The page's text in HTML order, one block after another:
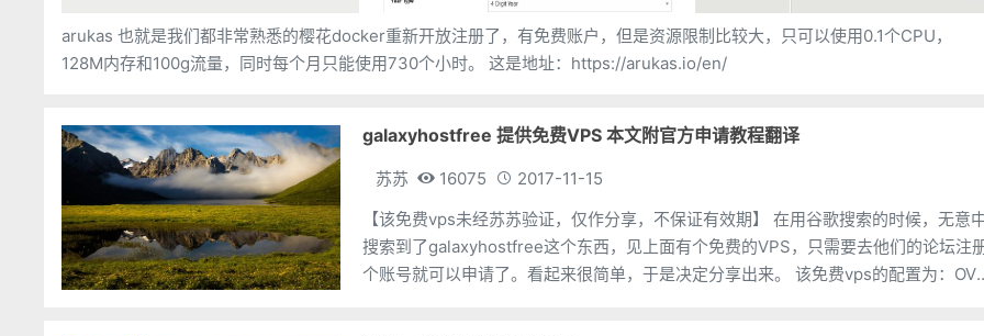
arukas 也就是我们都非常熟悉的樱花docker重新开放注册了，有免费账户，但是资源限制比较大，只可以使用0.1个CPU，
128M内存和100g流量，同时每个月只能使用730个小时。 这是地址：https://arukas.io/en/
galaxyhostfree 提供免费VPS 本文附官方申请教程翻译
苏苏 16075
2017-11-15
【该免费vps未经苏苏验证，仅作分享，不保证有效期】 在用谷歌搜索的时候，无意中
搜索到了galaxyhostfree这个东西，见上面有个免费的VPS，只需要去他们的论坛注
个账号就可以申请了。看起来很简单，于是决定分享出来。 该免费vps的配置为：OVZ